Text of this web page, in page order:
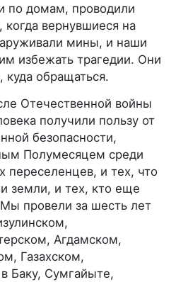
по домам, проводили
вернувшиеся на
мины, и наши
избежать трагедии. Они
куда обращаться.
Отечественной войны
получили пользу от
безопасности,
Полумесяцем среди
и тех, что
земли, и тех, кто еще
Мы провели за шесть лет
Агдамском,
Газахском,
Баку, Сумгайыте,